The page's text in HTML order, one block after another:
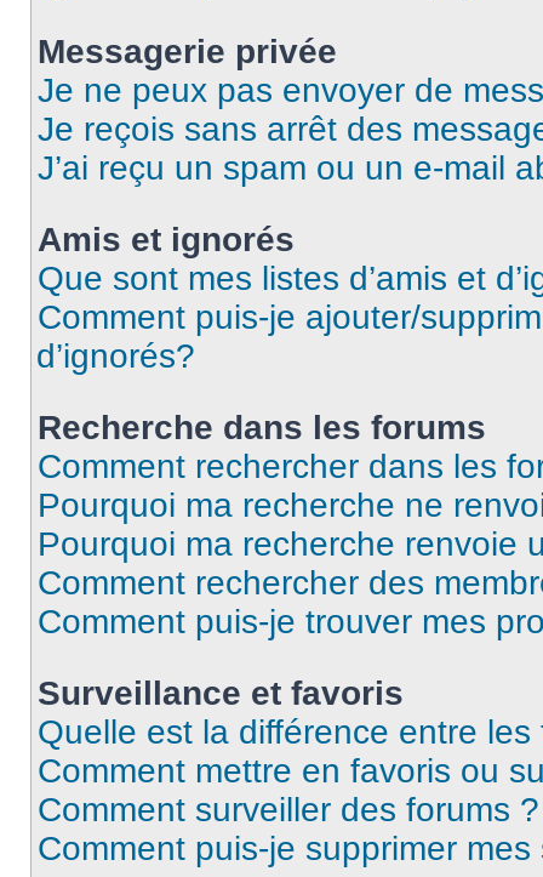
Messagerie privée
Je ne peux pas envoyer de
Je reçois sans arrêt des
J’ai reçu un spam ou un e-mail
Amis et ignorés
Que sont mes listes d’amis et
Comment puis-je ajouter/
d’ignorés?
Recherche dans les forums
Comment rechercher dans les
Pourquoi ma recherche ne
Pourquoi ma recherche renvoie
Comment rechercher des
Comment puis-je trouver mes
Surveillance et favoris
Quelle est la différence entre
Comment mettre en favoris ou
Comment surveiller des forums ?
Comment puis-je supprimer